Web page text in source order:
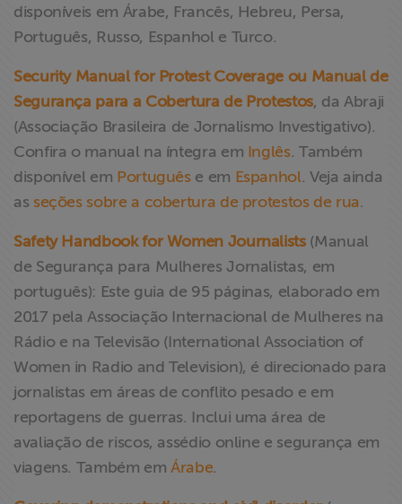
disponíveis em Árabe, Francês, Hebreu, Persa,
Português, Russo, Espanhol e Turco.
Security Manual for Protest Coverage ou Manual de
Segurança para a Cobertura de Protestos, da Abraji
(Associação Brasileira de Jornalismo Investigativo).
Confira o manual na íntegra em Inglês. Também
disponível em Portuguêse em Espanhol. Veja ainda
as seções sobre a cobertura de protestos de rua.
Safety Handbook for Women Journalists(Manual
de Segurança para Mulheres Jornalistas, em
português): Este guia de 95 páginas, elaborado em
2017 pela Associação Internacional de Mulheres na
Rádio e na Televisão (International Association of
Women in Radio and Television), é direcionado para
jornalistas em áreas de conflito pesado e em
reportagens de guerras. Inclui uma área de
avaliação de riscos, assédio online e segurança em
viagens. Também emÁrabe.